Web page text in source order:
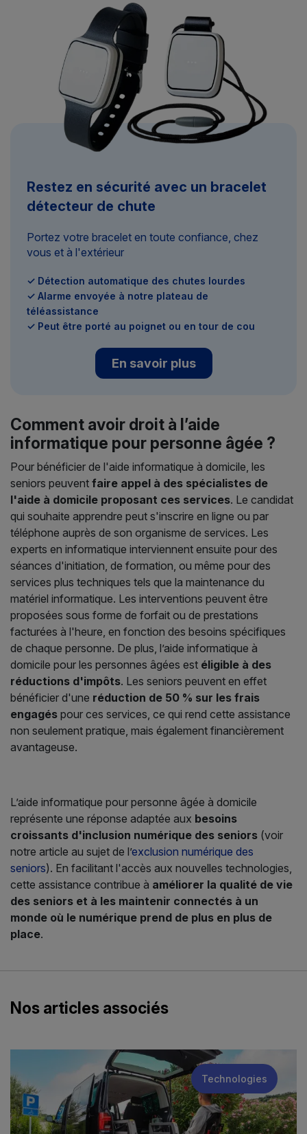
Restez en sécurité avec un bracelet
détecteur de chute
Portez votre bracelet en toute confiance, chez
vous et à l'extérieur
✓ Détection automatique des chutes lourdes
✓ Alarme envoyée à notre plateau de
téléassistance
✓ Peut être porté au poignet ou en tour de cou
En savoir plus
Comment avoir droit à l’aide
informatique pour personne âgée ?
Pour bénéficier de l'aide informatique à domicile, les
seniors peuvent faire appel à des spécialistes de
l'aide à domicile proposant ces services. Le candidat
qui souhaite apprendre peut s'inscrire en ligne ou par
téléphone auprès de son organisme de services. Les
experts en informatique interviennent ensuite pour des
séances d'initiation, de formation, ou même pour des
services plus techniques tels que la maintenance du
matériel informatique. Les interventions peuvent être
proposées sous forme de forfait ou de prestations
facturées à l'heure, en fonction des besoins spécifiques
de chaque personne. De plus, l’aide informatique à
domicile pour les personnes âgées est éligible à des
réductions d'impôts. Les seniors peuvent en effet
bénéficier d'une réduction de 50 % sur les frais
engagés pour ces services, ce qui rend cette assistance
non seulement pratique, mais également financièrement
avantageuse.
L’aide informatique pour personne âgée à domicile
représente une réponse adaptée aux besoins
croissants d'inclusion numérique des seniors (voir
notre article au sujet de l’exclusion numérique des
seniors). En facilitant l'accès aux nouvelles technologies,
cette assistance contribue à améliorer la qualité de vie
des seniors et à les maintenir connectés à un
monde où le numérique prend de plus en plus de
place.
Nos articles associés
Technologies